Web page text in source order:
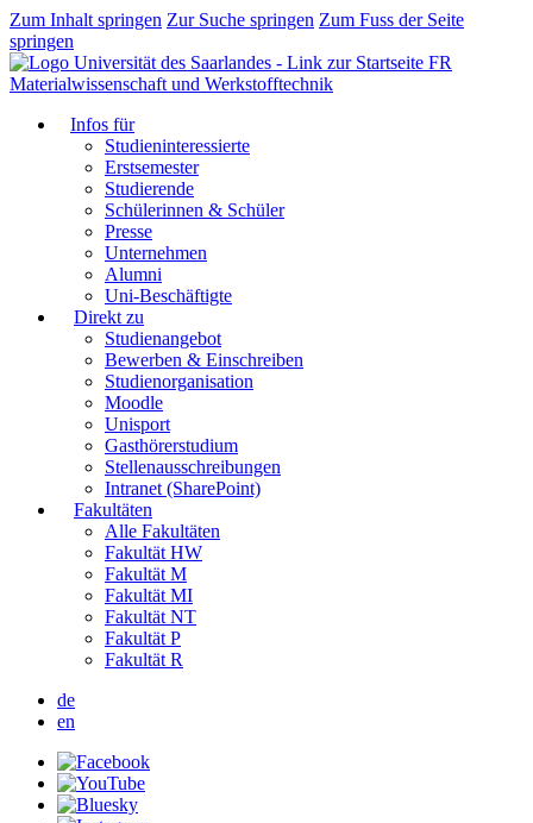
Zum Inhalt springen Zur Suche springen Zum Fuss der Seite
springen
FR
Materialwissenschaft und Werkstofftechnik
Infos für
Studieninteressierte
Erstsemester
Studierende
Schülerinnen & Schüler
Presse
Unternehmen
Alumni
Uni-Beschäftigte
Direkt zu
Studienangebot
Bewerben & Einschreiben
Studienorganisation
Moodle
Unisport
Gasthörerstudium
Stellenausschreibungen
Intranet (SharePoint)
Fakultäten
Alle Fakultäten
Fakultät HW
Fakultät M
Fakultät MI
Fakultät NT
Fakultät P
Fakultät R
de
en